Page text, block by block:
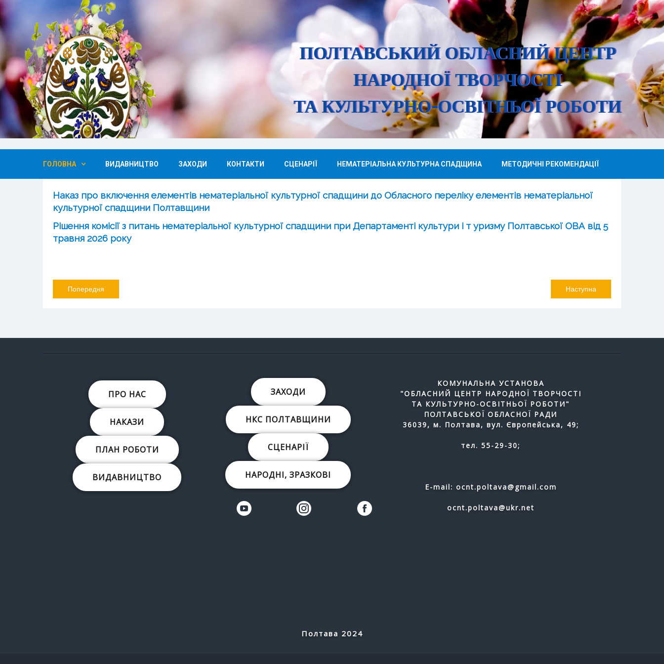
ПОЛТАВСЬКИЙ ОБЛАСНИЙ ЦЕНТР
НАРОДНОЇ ТВОРЧОСТІ
ТА КУЛЬТУРНО-ОСВІТНЬОЇ РОБОТИ
ГОЛОВНА ВИДАВНИЦТВО ЗАХОДИ КОНТАКТИ СЦЕНАРІЇ НЕМАТЕРІАЛЬНА КУЛЬТУРНА СПАДЩИНА МЕТОДИЧНІ РЕКОМЕНДАЦІЇ
Наказ про включення елементів нематеріальної культурної спадщини до Обласного переліку елементів нематеріальної
культурної спадщини Полтавщини
Рішення комісії з питань нематеріальної культурної спадщини при Департаменті культури і т уризму Полтавської ОВА від 5
травня 2026 року
Попередня Наступна
ПРО НАС
НАКАЗИ
ПЛАН РОБОТИ
ВИДАВНИЦТВО
ЗАХОДИ
НКС ПОЛТАВЩИНИ
СЦЕНАРІЇ
НАРОДНІ, ЗРАЗКОВІ
КОМУНАЛЬНА УСТАНОВА
"ОБЛАСНИЙ ЦЕНТР НАРОДНОЇ ТВОРЧОСТІ
ТА КУЛЬТУРНО-ОСВІТНЬОЇ РОБОТИ"
ПОЛТАВСЬКОЇ ОБЛАСНОЇ РАДИ
36039, м. Полтава, вул. Європейська, 49;
тел. 55-29-30;
E-mail: ocnt.poltava@gmail.com
ocnt.poltava@ukr.net
Полтава 2024